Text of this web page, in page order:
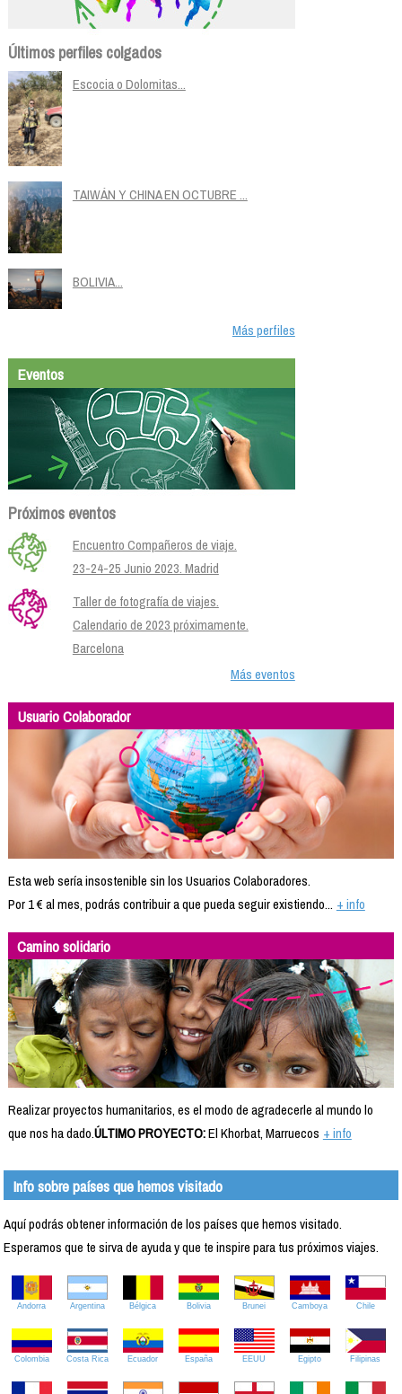
Últimos perfiles colgados
Escocia o Dolomitas...
TAIWÁN Y CHINA EN OCTUBRE ...
BOLIVIA...
Más perfiles
Eventos
Próximos eventos
Encuentro Compañeros de viaje.
23-24-25 Junio 2023. Madrid
Taller de fotografía de viajes.
Calendario de 2023 próximamente.
Barcelona
Más eventos
Usuario Colaborador
Esta web sería insostenible sin los Usuarios Colaboradores.
Por 1 € al mes, podrás contribuir a que pueda seguir existiendo... + info
Camino solidario
Realizar proyectos humanitarios, es el modo de agradecerle al mundo lo
que nos ha dado.ÚLTIMO PROYECTO:El Khorbat, Marruecos + info
Info sobre países que hemos visitado
Aquí podrás obtener información de los países que hemos visitado.
Esperamos que te sirva de ayuda y que te inspire para tus próximos viajes.
Andorra Argentina Bélgica Bolivia Brunei Camboya Chile
Colombia Costa Rica Ecuador España EEUU Egipto Filipinas